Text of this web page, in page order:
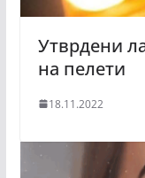
Утврдени
на пелети
18.11.2022